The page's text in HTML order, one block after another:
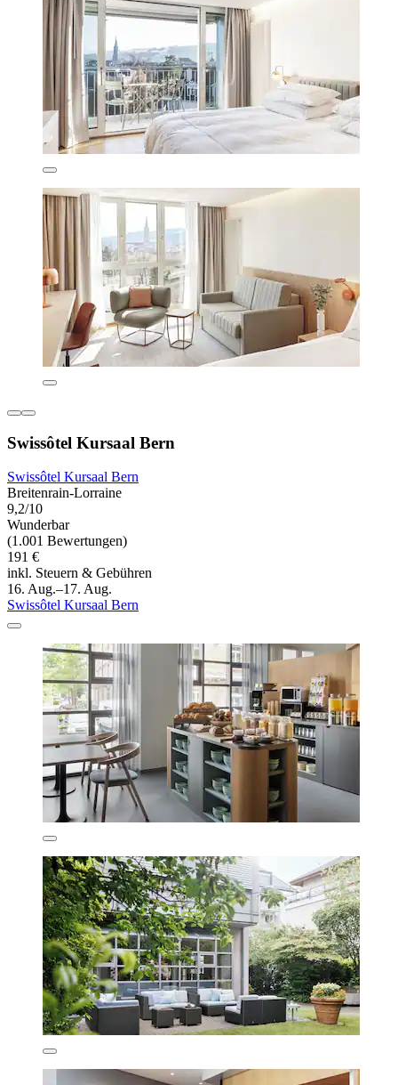
Swissôtel Kursaal Bern
Swissôtel Kursaal Bern
Breitenrain-Lorraine
9,2/10
Wunderbar
(1.001 Bewertungen)
191 €
inkl. Steuern & Gebühren
16. Aug.–17. Aug.
Swissôtel Kursaal Bern